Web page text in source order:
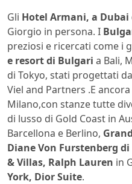
Gli Hotel Armani, a Dubai
Giorgio in persona. I
preziosi e ricercati come i
e resort di Bulgari a Bali,
di Tokyo, stati progettati da
Viel and Partners .E ancora
Milano,con stanze tutte
di lusso di Gold Coast in
Barcellona e Berlino,
Diane Von Furstenberg
& Villas, Ralph Lauren in
York, Dior Suite.